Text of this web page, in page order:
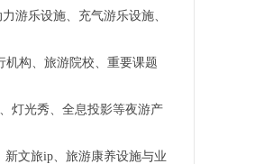
游乐设施、充气游乐设施、
机构、旅游院校、重要课题
灯光秀、全息投影等夜游产
文旅ip、旅游康养设施与业